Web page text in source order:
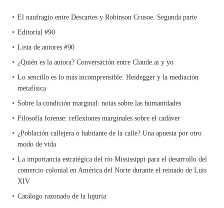
El naufragio entre Descartes y Robinson Crusoe. Segunda parte
Editorial #90
Lista de autores #90
¿Quién es la autora? Conversación entre Claude.ai y yo
Lo sencillo es lo más incomprensible. Heidegger y la mediación
metafísica
Sobre la condición marginal: notas sobre las humanidades
Filosofía forense: reflexiones marginales sobre el cadáver
¿Población callejera o habitante de la calle? Una apuesta por otro
modo de vida
La importancia estratégica del río Mississippi para el desarrollo del
comercio colonial en América del Norte durante el reinado de Luis
XIV
Catálogo razonado de la lujuria